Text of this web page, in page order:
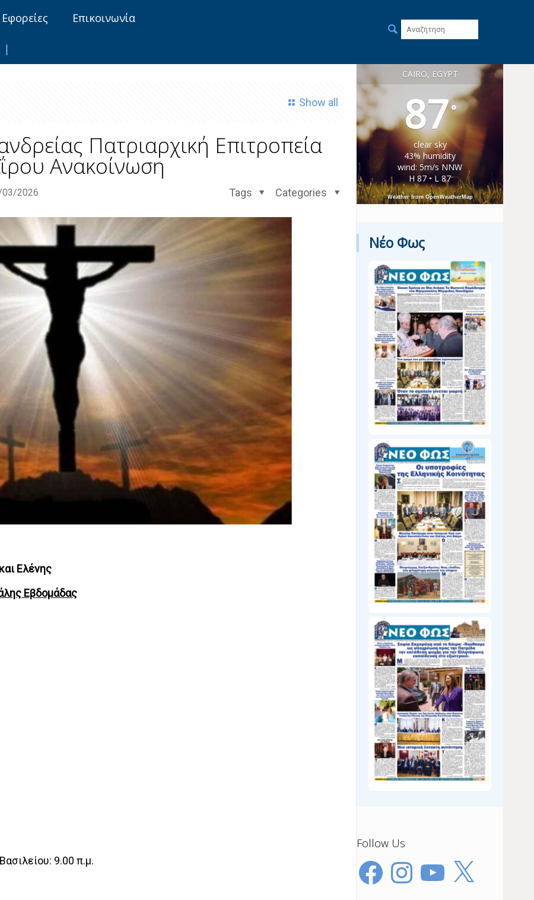
Εφορείες Επικοινωνία
Show all
Πατριαρχική Επιτροπεία
Ανακοίνωση
2026 Categories
Tags
Ελένης
Εβδομάδας
9.00 π.μ.
CAIRO, EGYPT
87°
clear sky
43% humidity
wind: 5m/s NNW
H 87 • L 87
Weather from OpenWeatherMap
Νέο Φως
Follow Us
FacebookInstagramYouTube
X